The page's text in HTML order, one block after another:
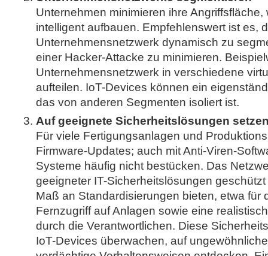
Unternehmen minimieren ihre
intelligent aufbauen. Empfehlenswert ist es,
Unternehmensnetzwerk dynamisch zu
einer Hacker-Attacke zu minimieren.
Unternehmensnetzwerk in verschiedene
aufteilen. IoT-Devices können ein
das von anderen Segmenten isoliert ist.
Auf geeignete Sicherheitslösungen
Für viele Fertigungsanlagen und
Firmware-Updates; auch mit Anti-Viren-
Systeme häufig nicht bestücken. Das
geeigneter IT-Sicherheitslösungen
Maß an Standardisierungen bieten, etwa für
Fernzugriff auf Anlagen sowie eine
durch die Verantwortlichen. Diese
IoT-Devices überwachen, auf